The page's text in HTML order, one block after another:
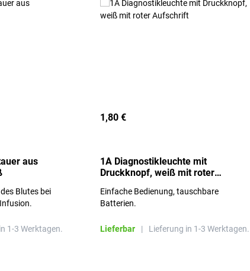
aus
Blutes bei
1-3 Werktagen.
1,80 €
1A Diagnostikleuchte mit
Druckknopf, weiß mit roter
Einfache Bedienung, tauschbare
Batterien.
Lieferbar | Lieferung in 1-3 Werktagen.